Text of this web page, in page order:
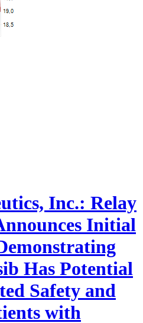
Inc.: Relay
Initial
Has Potential
Safety and
with